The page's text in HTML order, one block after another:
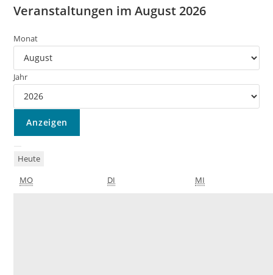
Veranstaltungen im August 2026
Monat
Jahr
Heute
MO
DI MI